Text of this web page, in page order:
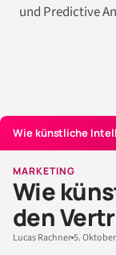
und Predictive
Wie künstliche
MARKETING
Wie
den
Lucas Rachner5.